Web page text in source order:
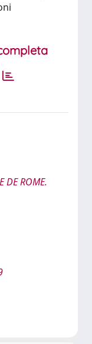
DE ROME.